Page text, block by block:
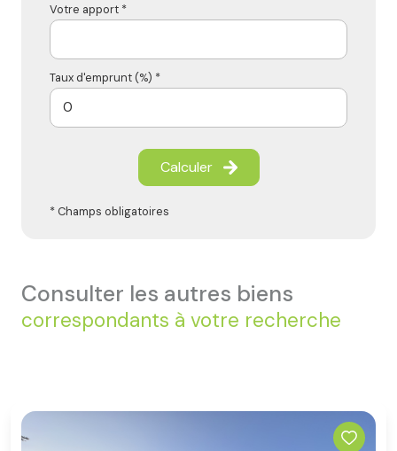
Votre apport *
Taux d'emprunt (%) *
Calculer
* Champs obligatoires
consulter les autres biens
correspondants à votre recherche